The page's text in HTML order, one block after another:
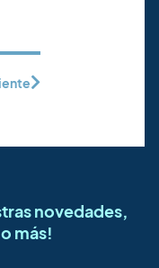
novedades,
más!